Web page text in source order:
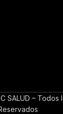
SALUD – Todos